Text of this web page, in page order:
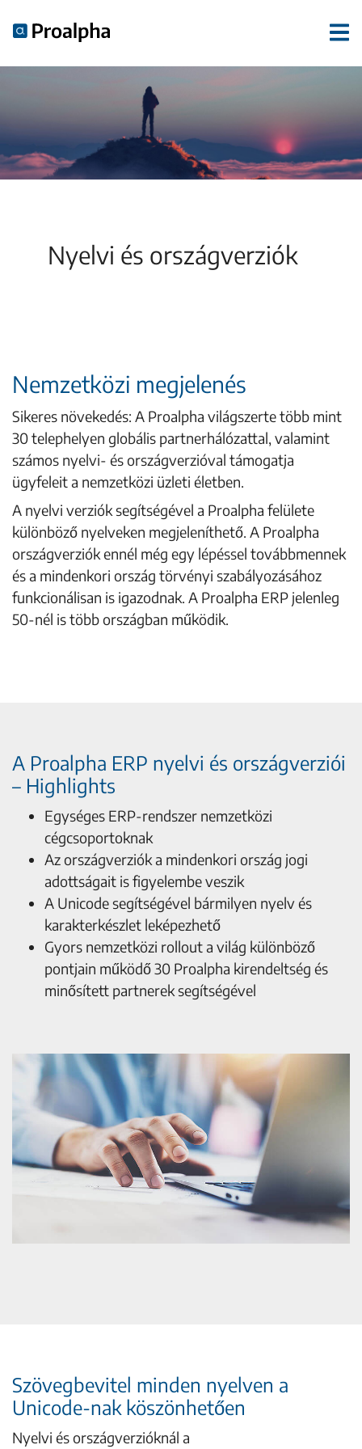
Nyelvi és országverziók
Nemzetközi megjelenés
Sikeres növekedés: A Proalpha világszerte több mint
30 telephelyen globális partnerhálózattal, valamint
számos nyelvi- és országverzióval támogatja
ügyfeleit a nemzetközi üzleti életben.
A nyelvi verziók segítségével a Proalpha felülete
különböző nyelveken megjeleníthető. A Proalpha
országverziók ennél még egy lépéssel továbbmennek
és a mindenkori ország törvényi szabályozásához
funkcionálisan is igazodnak. A Proalpha ERP jelenleg
50-nél is több országban működik.
A Proalpha ERP nyelvi és országverziói
– Highlights
Egységes ERP-rendszer nemzetközi
cégcsoportoknak
Az országverziók a mindenkori ország jogi
adottságait is figyelembe veszik
A Unicode segítségével bármilyen nyelv és
karakterkészlet leképezhető
Gyors nemzetközi rollout a világ különböző
pontjain működő 30 Proalpha kirendeltség és
minősített partnerek segítségével
Szövegbevitel minden nyelven a
Unicode-nak köszönhetően
Nyelvi és országverzióknál a